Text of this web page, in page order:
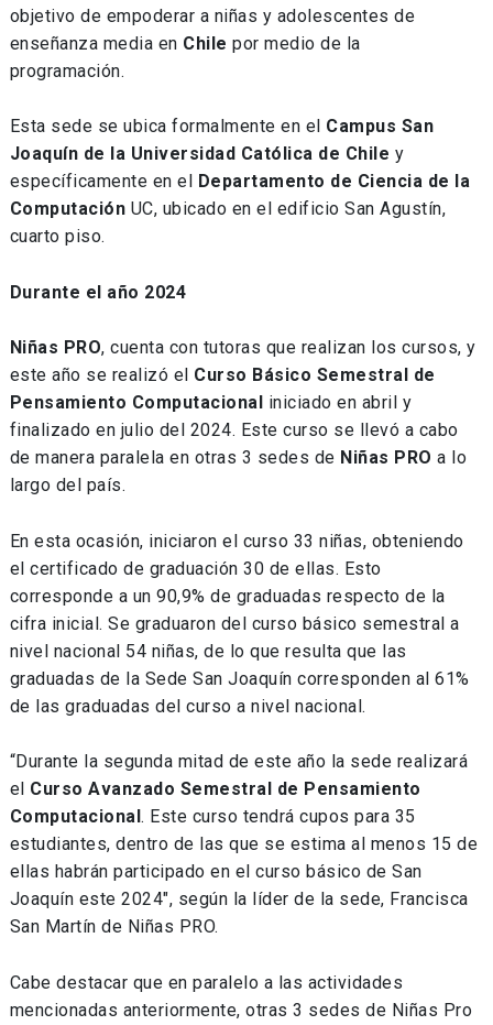
objetivo de empoderar a niñas y adolescentes de
enseñanza media en Chile por medio de la
programación.
Esta sede se ubica formalmente en el Campus San
Joaquín de la Universidad Católica de Chile y
específicamente en el Departamento de Ciencia de la
Computación UC, ubicado en el edificio San Agustín,
cuarto piso.
Durante el año 2024
Niñas PRO, cuenta con tutoras que realizan los cursos, y
este año se realizó el Curso Básico Semestral de
Pensamiento Computacional iniciado en abril y
finalizado en julio del 2024. Este curso se llevó a cabo
de manera paralela en otras 3 sedes de Niñas PRO a lo
largo del país.
En esta ocasión, iniciaron el curso 33 niñas, obteniendo
el certificado de graduación 30 de ellas. Esto
corresponde a un 90,9% de graduadas respecto de la
cifra inicial. Se graduaron del curso básico semestral a
nivel nacional 54 niñas, de lo que resulta que las
graduadas de la Sede San Joaquín corresponden al 61%
de las graduadas del curso a nivel nacional.
“Durante la segunda mitad de este año la sede realizará
el Curso Avanzado Semestral de Pensamiento
Computacional. Este curso tendrá cupos para 35
estudiantes, dentro de las que se estima al menos 15 de
ellas habrán participado en el curso básico de San
Joaquín este 2024″, según la líder de la sede, Francisca
San Martín de Niñas PRO.
Cabe destacar que en paralelo a las actividades
mencionadas anteriormente, otras 3 sedes de Niñas Pro